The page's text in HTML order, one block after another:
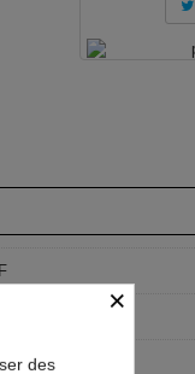
cm, 90x60 cm
×
des